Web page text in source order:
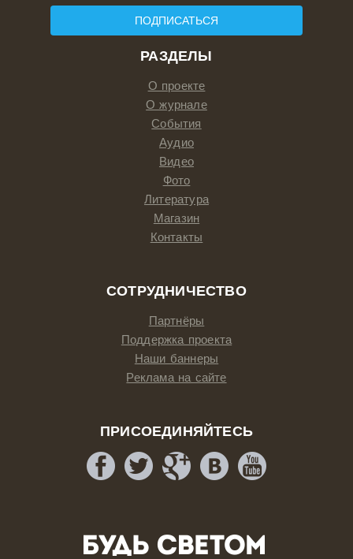
РАЗДЕЛЫ
О проекте
О журнале
События
Аудио
Видео
Фото
Литература
Магазин
Контакты
СОТРУДНИЧЕСТВО
Партнёры
Поддержка проекта
Наши баннеры
Реклама на сайте
ПРИСОЕДИНЯЙТЕСЬ
ПОДПИСАТЬСЯ